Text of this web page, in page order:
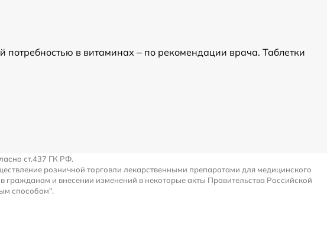
в витаминах – по рекомендации врача. Таблетки
ст.437 ГК РФ.
розничной торговли лекарственными препаратами для медицинского
и внесении изменений в некоторые акты Правительства Российской
способом".